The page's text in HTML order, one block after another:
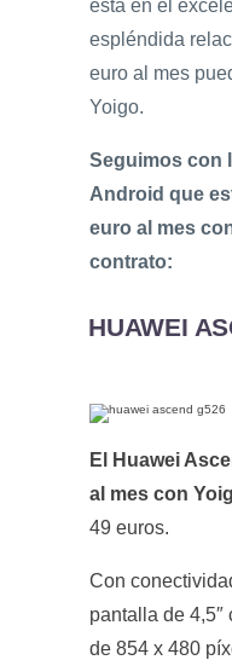
está en el
espléndida
euro al mes
Yoigo.
Seguimos con
Android que
euro al mes
contrato:
HUAWEI
El Huawei
al mes con
49 euros.
Con
pantalla de
de 854 x 480